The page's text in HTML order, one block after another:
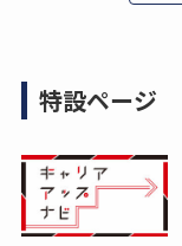
特設ページ